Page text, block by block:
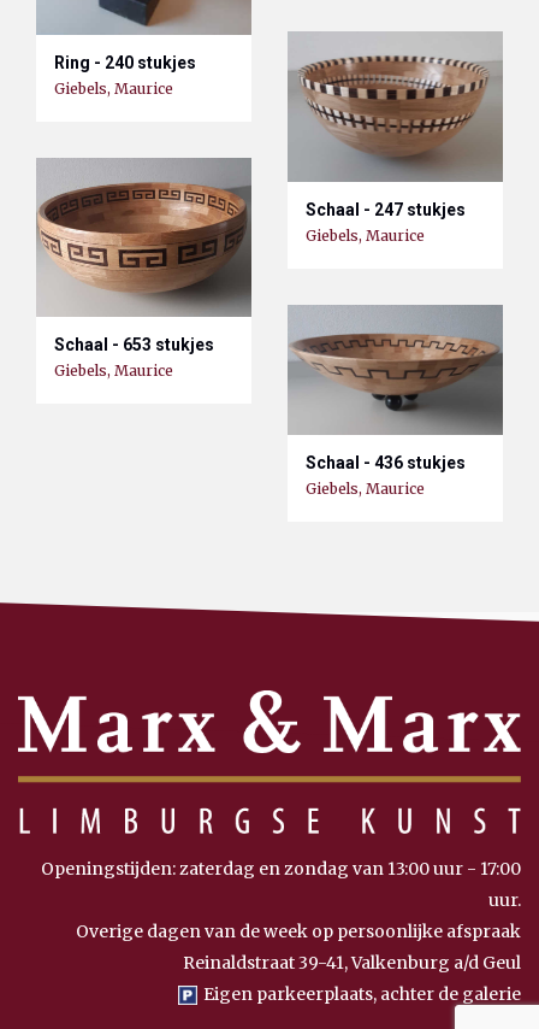
Ring - 240 stukjes
Giebels, Maurice
Schaal - 247 stukjes
Giebels, Maurice
Schaal - 653 stukjes
Giebels, Maurice
Schaal - 436 stukjes
Giebels, Maurice
Openingstijden: zaterdag en zondag van 13:00 uur - 17:00
uur.
Overige dagen van de week op persoonlijke afspraak
Reinaldstraat 39-41, Valkenburg a/d Geul
Eigen parkeerplaats, achter de galerie